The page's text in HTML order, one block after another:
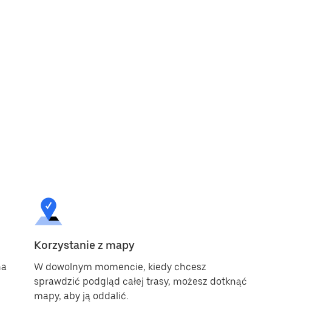
Korzystanie z mapy
W dowolnym momencie, kiedy chcesz
sprawdzić podgląd całej trasy, możesz dotknąć
mapy, aby ją oddalić.